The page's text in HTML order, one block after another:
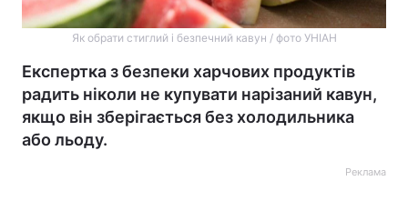
Як обрати стиглий і безпечний кавун / фото УНІАН
Експертка з безпеки харчових продуктів
радить ніколи не купувати нарізаний кавун,
якщо він зберігається без холодильника
або льоду.
Реклама